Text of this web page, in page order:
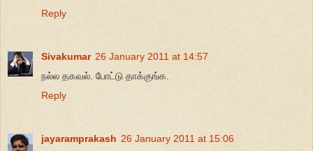
Reply
Sivakumar 26 January 2011 at 14:57
நல்ல தகவல். போட்டு தாக்குங்க.
Reply
jayaramprakash 26 January 2011 at 15:06